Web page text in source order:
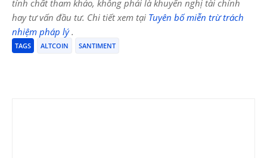
tính chất tham khảo, không phải là khuyến nghị tài chính
hay tư vấn đầu tư. Chi tiết xem tại Tuyên bố miễn trừ trách
nhiệm pháp lý.
TAGS ALTCOIN SANTIMENT